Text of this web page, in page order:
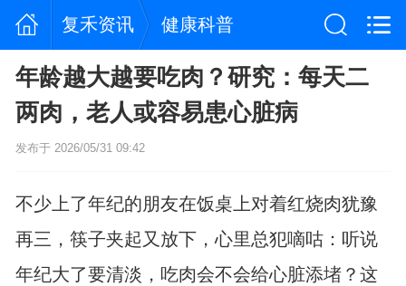
复禾资讯 健康科普
年龄越大越要吃肉？研究：每天二
两肉，老人或容易患心脏病
发布于 2026/05/31 09:42
不少上了年纪的朋友在饭桌上对着红烧肉犹豫
再三，筷子夹起又放下，心里总犯嘀咕：听说
年纪大了要清淡，吃肉会不会给心脏添堵？这